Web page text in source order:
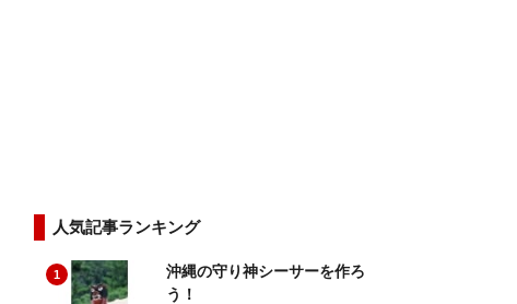
人気記事ランキング
1
沖縄の守り神シーサーを作ろ
う！